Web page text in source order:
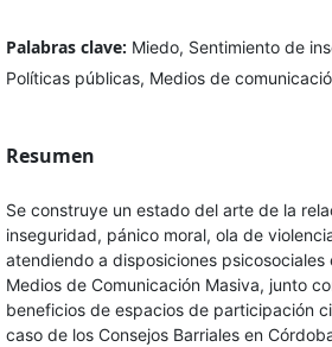
Palabras clave: Miedo, Sentimiento de
Políticas públicas, Medios de
Resumen
Se construye un estado del arte de la
inseguridad, pánico moral, ola de
atendiendo a disposiciones psicosociales
Medios de Comunicación Masiva, junto
beneficios de espacios de participación
caso de los Consejos Barriales en